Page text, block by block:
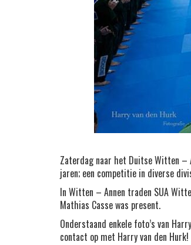
Zaterdag naar het Duitse Witten –
jaren; een competitie in diverse
In Witten – Annen traden SUA
Mathias Casse was present.
Onderstaand enkele foto’s van
contact op met Harry van den Hurk!